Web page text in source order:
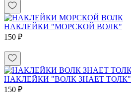
НАКЛЕЙКИ "МОРСКОЙ ВОЛК"
150 ₽
НАКЛЕЙКИ "ВОЛК ЗНАЕТ ТОЛК"
150 ₽